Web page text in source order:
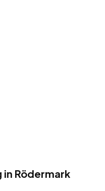
in Rödermark